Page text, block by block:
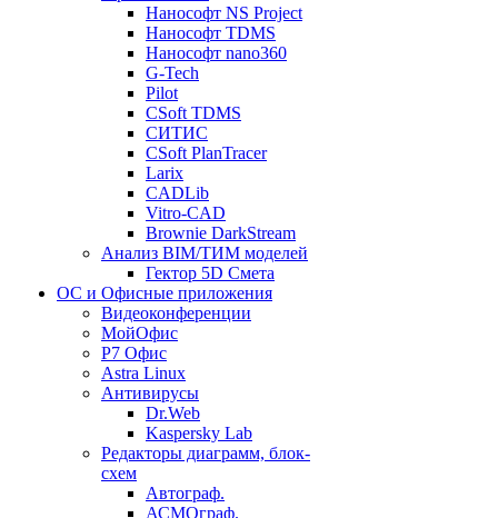
Нанософт NS Project
Нанософт TDMS
Нанософт nano360
G-Tech
Pilot
CSoft TDMS
СИТИС
CSoft PlanTracer
Larix
CADLib
Vitro-CAD
Brownie DarkStream
Анализ BIM/ТИМ моделей
Гектор 5D Смета
ОС и Офисные приложения
Видеоконференции
МойОфис
P7 Офис
Astra Linux
Антивирусы
Dr.Web
Kaspersky Lab
Редакторы диаграмм, блок-
схем
Автограф.
АСМОграф.